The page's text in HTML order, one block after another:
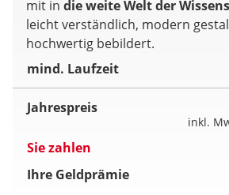
mit in die weite Welt der
leicht verständlich, modern
hochwertig bebildert.
mind. Laufzeit
Jahrespreis
inkl.
Sie zahlen
Ihre Geldprämie